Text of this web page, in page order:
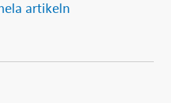
artikeln